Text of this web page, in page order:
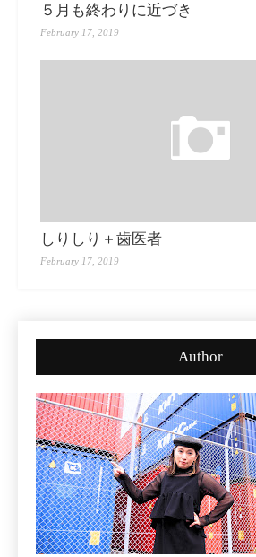
５月も終わりに近づき
February 17, 2019
しりしり＋歯医者
February 17, 2019
Author